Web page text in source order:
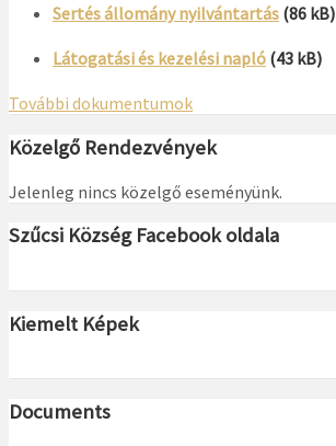
Sertés állomány nyilvántartás (86 kB)
Látogatási és kezelési napló (43 kB)
További dokumentumok
Közelgő Rendezvények
Jelenleg nincs közelgő eseményünk.
Szűcsi Község Facebook oldala
Kiemelt Képek
Documents